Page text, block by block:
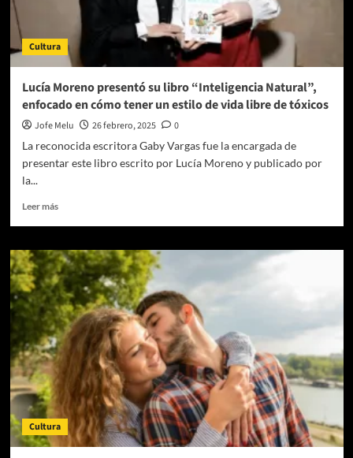
autores
mexicanos
en
Michoacán
Cultura
Lucía Moreno presentó su libro “Inteligencia Natural”,
enfocado en cómo tener un estilo de vida libre de tóxicos
Jofe Melu 26 febrero, 2025
0
La reconocida escritora Gaby Vargas fue la encargada de
presentar este libro escrito por Lucía Moreno y publicado por
la...
Leer másLeer
Lucía
Moreno
presentó
su
libro
“Inteligencia
Natural”,
enfocado
en
cómo
tener
un
estilo
Cultura